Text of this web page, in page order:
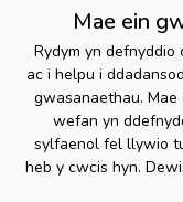
Mae ein
Rydym yn
ac i helpu i
gwasanaethau.
wefan yn
sylfaenol fel llywio
heb y cwcis hyn.